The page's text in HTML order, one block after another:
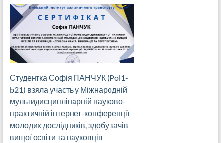
Студентка Софія ПАНЧУК (Pol1-
b21) взяла участь у Міжнародній
мультидисциплінарній науково-
практичній інтернет-конференції
молодих дослідників, здобувачів
вищої освіти та науковців